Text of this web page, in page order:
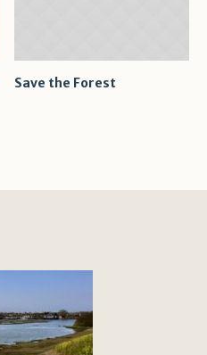
Save the Forest